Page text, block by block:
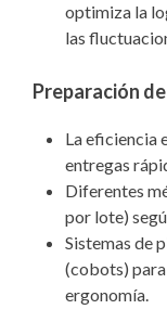
optimiza la
las
Preparación
La eficiencia
entregas
Diferentes
por lote)
Sistemas de
(cobots)
ergonomía.